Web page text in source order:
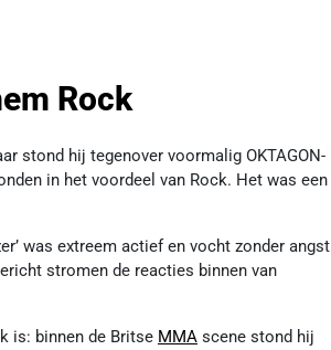
Rock
stond hij tegenover voormalig OKTAGON-
in het voordeel van Rock. Het was een
was extreem actief en vocht zonder angst
stromen de reacties binnen van
is: binnen de Britse MMA scene stond hij